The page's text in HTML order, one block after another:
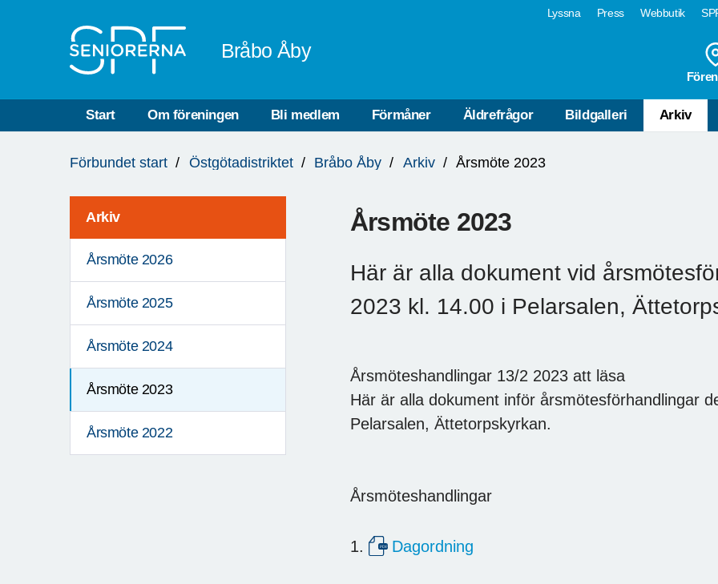
Lyssna Press Webbutik
Bråbo Åby
Start Om föreningen Bli medlem Förmåner Äldrefrågor Bildgalleri Arkiv
är
Förbundet start Östgötadistriktet Bråbo Åby Arkiv Årsmöte 2023
Arkiv
Årsmöte 2026
Årsmöte 2025
Årsmöte 2024
Årsmöte 2023
Årsmöte 2022
Årsmöte 2023
Här är alla dokument vid
2023 kl. 14.00 i Pelarsalen,
Årsmöteshandlingar 13/2 2023 att läsa
Här är alla dokument inför årsmötesförhandlingar
Pelarsalen, Ättetorpskyrkan.
Årsmöteshandlingar
1. Dagordning